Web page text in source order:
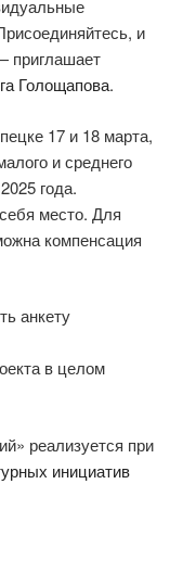
и
приглашает
Голощапова.
17 и 18 марта,
и среднего
года.
место. Для
компенсация
анкету
в целом
реализуется при
инициатив